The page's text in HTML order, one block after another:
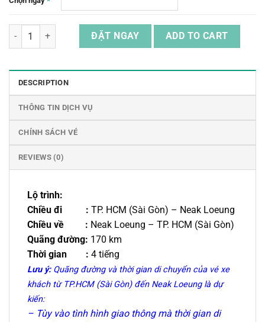
Vé Xe Khứ Hồi Từ TP. HCM (Sài Gòn) Đi Neak Loeung, Campuchia
ĐẶT NGAY ADD TO CART
DESCRIPTION
THÔNG TIN DỊCH VỤ
CHÍNH SÁCH VÉ
REVIEWS (0)
Lộ trình:
Chiều đi : TP. HCM (Sài Gòn) – Neak Loeung
Chiều về : Neak Loeung – TP. HCM (Sài Gòn)
Quãng đường: 170 km
Thời gian : 4 tiếng
Lưu ý: Quãng đường và thời gian di chuyển của vé xe
khách từ TP.HCM (Sài Gòn) đến Neak Loeung là dự
kiến:
– Tùy vào tình hình giao thông mà thời gian di